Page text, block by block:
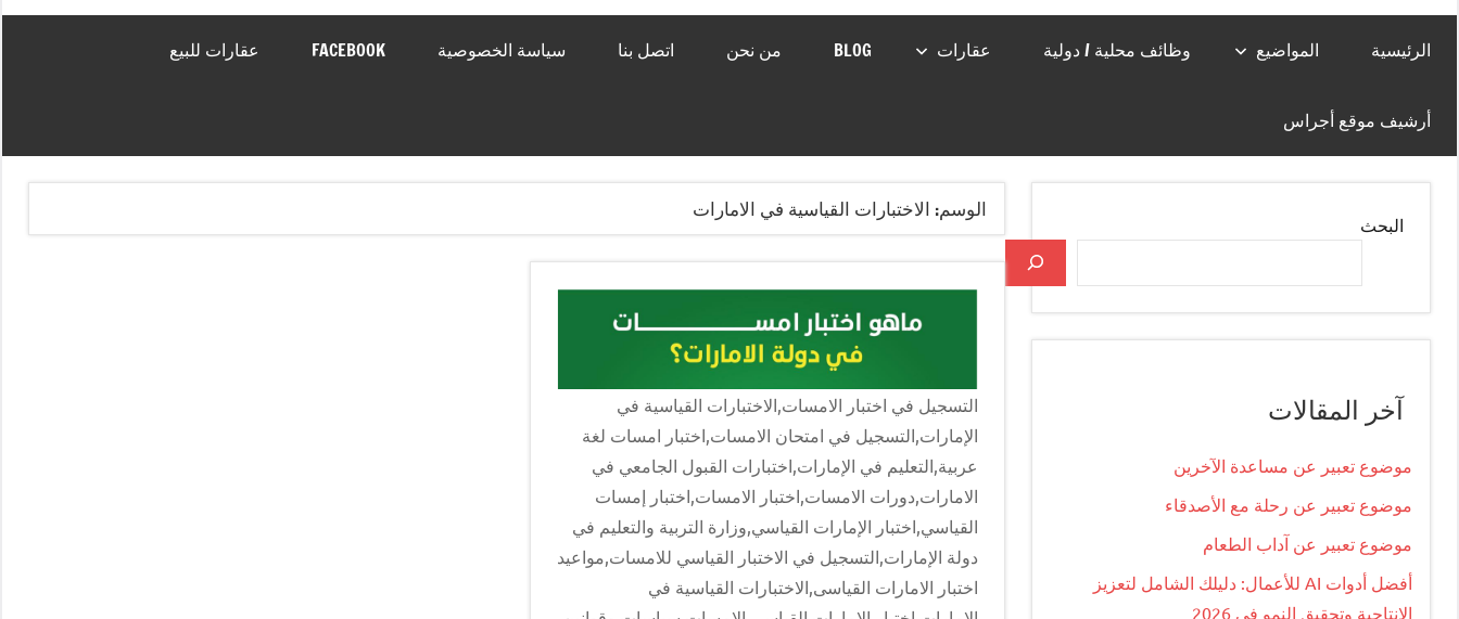
الرئيسية المواضيع وظائف محلية / دولية عقارات BLOG من نحن اتصل بنا سياسة الخصوصية FACEBOOK عقارات للبيع
أرشيف موقع أجراس
الوسم: الاختبارات القياسية في الامارات
التسجيل في اختبار الامسات,الاختبارات القياسية في
الإمارات,التسجيل في امتحان الامسات,اختبار امسات لغة
عربية,التعليم في الإمارات,اختبارات القبول الجامعي في
الامارات,دورات الامسات,اختبار الامسات,اختبار إمسات
القياسي,اختبار الإمارات القياسي,وزارة التربية والتعليم في
دولة الإمارات,التسجيل في الاختبار القياسي للامسات,مواعيد
اختبار الامارات القياسى,الاختبارات القياسية في
البحث
آخر المقالات
موضوع تعبير عن مساعدة الآخرين
موضوع تعبير عن رحلة مع الأصدقاء
موضوع تعبير عن آداب الطعام
أفضل أدوات AI للأعمال: دليلك الشامل لتعزيز
الإنتاجية وتحقيق النمو في 2026